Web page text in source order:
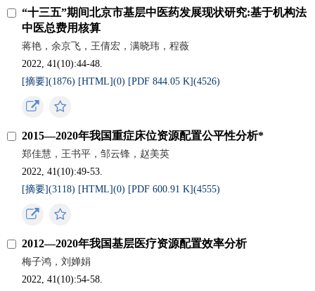
“十三五”期间北京市基层中医药发展现状研究:基于机构法
中医总费用核算
蒋艳，余京飞，王倩宏，满晓玮，程薇
2022, 41(10):44-48.
[摘要](1876) [HTML](0) [PDF 844.05 K](4526)
2015—2020年我国重症床位资源配置公平性分析*
郑佳慧，王书平，邹云锋，赵美英
2022, 41(10):49-53.
[摘要](3118) [HTML](0) [PDF 600.91 K](4555)
2012—2020年我国基层医疗资源配置效率分析
梅子鸿，刘婵娟
2022, 41(10):54-58.